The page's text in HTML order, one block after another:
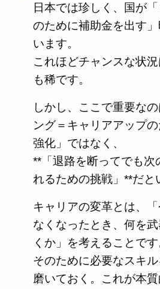
日本では珍しく、国が
のために補助金を出す
います。
これほどチャンスな状
も稀です。
しかし、ここで重要な
ング＝キャリアアップ
強化」ではなく、
**「退路を断ってでも次
れるための挑戦」**だと
キャリアの変革とは、
なくなったとき、何を
くか」を考えることです
そのために必要なスキ
磨いておく。これが本